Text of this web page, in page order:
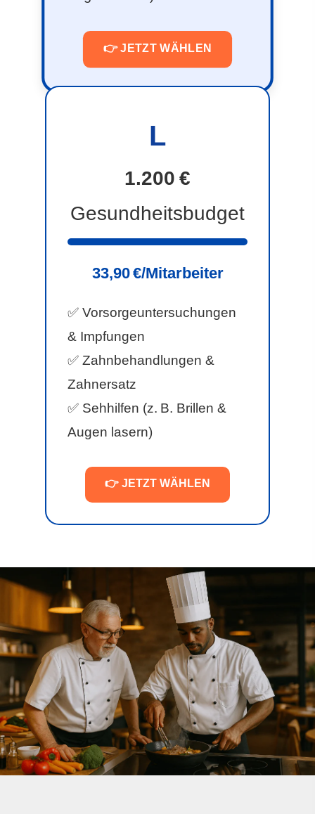
👉 JETZT WÄHLEN
L
1.200 €
Gesundheitsbudget
33,90 €/Mitarbeiter
✅ Vorsorgeuntersuchungen
& Impfungen
✅ Zahnbehandlungen &
Zahnersatz
✅ Sehhilfen (z. B. Brillen &
Augen lasern)
👉 JETZT WÄHLEN